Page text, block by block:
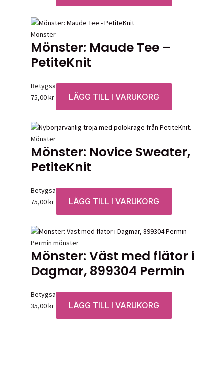
Mönster
Mönster: Maude Tee –
PetiteKnit
Betygsatt0av 5
75,00kr LÄGG TILL I VARUKORG
Mönster
Mönster: Novice Sweater,
PetiteKnit
Betygsatt0av 5
75,00kr LÄGG TILL I VARUKORG
Permin mönster
Mönster: Väst med flätor i
Dagmar, 899304 Permin
Betygsatt0av 5
35,00kr LÄGG TILL I VARUKORG